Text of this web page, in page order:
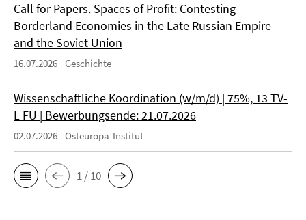
Call for Papers. Spaces of Profit: Contesting
Borderland Economies in the Late Russian Empire
and the Soviet Union
16.07.2026 Geschichte
Wissenschaftliche Koordination (w/m/d) | 75%, 13 TV-
L FU | Bewerbungsende: 21.07.2026
02.07.2026 Osteuropa-Institut
1 / 10